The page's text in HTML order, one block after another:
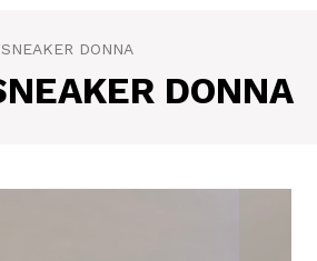
DONNA
DONNA